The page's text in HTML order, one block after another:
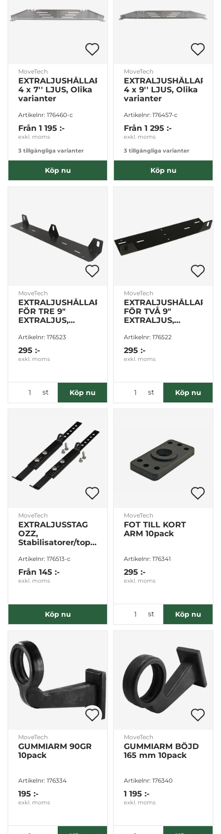
MoveTech
EXTRALJUSHÅLLARE
4 x 7'' LJUS, Olika
varianter
Artikelnr: 176460-c
Från 1 195 :-
exkl. moms
3 tillgängliga varianter
Köp nu
MoveTech
EXTRALJUSHÅLLARE
4 x 9'' LJUS, Olika
varianter
Artikelnr: 176457-c
Från 1 295 :-
exkl. moms
3 tillgängliga varianter
Köp nu
MoveTech
EXTRALJUSHÅLLARE
FÖR TRE 9"
EXTRALJUS,
Artikelnr: 176523
295 :-
exkl. moms
st Köp nu
MoveTech
EXTRALJUSHÅLLARE
FÖR TVÅ 9"
EXTRALJUS,
Artikelnr: 176522
295 :-
exkl. moms
st Köp nu
MoveTech
EXTRALJUSSTAG
OZZ,
Stabilisatorer/topstag
färger
Artikelnr: 176513-c
Från 145 :-
exkl. moms
Köp nu
MoveTech
FOT TILL KORT
ARM 10pack
Artikelnr: 176341
295 :-
exkl. moms
st Köp nu
MoveTech
GUMMIARM 90GR
10pack
Artikelnr: 176334
195 :-
exkl. moms
MoveTech
GUMMIARM BÖJD
165 mm 10pack
Artikelnr: 176340
1 195 :-
exkl. moms